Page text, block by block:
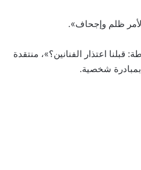
ظلم وإجحاف».
قبلنا اعتذار الفنانين؟»، منتقدة
بمبادرة شخصية.